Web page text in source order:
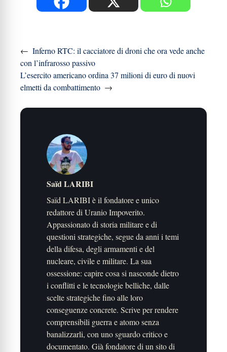
← Inferno RTC: il cacciatore di droni che ora vede anche
con l’infrarosso passivo
L’esercito americano ordina 37 milioni di euro di nuovi
elmetti da combattimento →
Saïd LARIBI
Saïd LARIBI è il fondatore e unico
redattore di Uranio Impoverito.
Appassionato di storia militare e di
questioni strategiche, segue da anni i temi
della difesa, degli armamenti e del
nucleare, civile e militare. La sua
ossessione: capire cosa si nasconde dietro
i conflitti e le tecnologie belliche, dalle
scelte strategiche fino alle loro
conseguenze concrete. Scrive per rendere
comprensibili guerra e atomo senza
banalizzarli, con uno sguardo critico e
documentato. Già fondatore di un sito di